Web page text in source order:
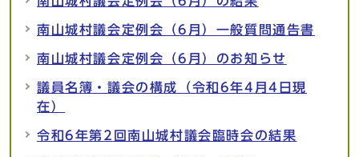
南山城村議会定例会（6月）一般質問通告書
南山城村議会定例会（6月）のお知らせ
議員名簿・議会の構成（令和6年4月4日現
在）
令和6年第2回南山城村議会臨時会の結果